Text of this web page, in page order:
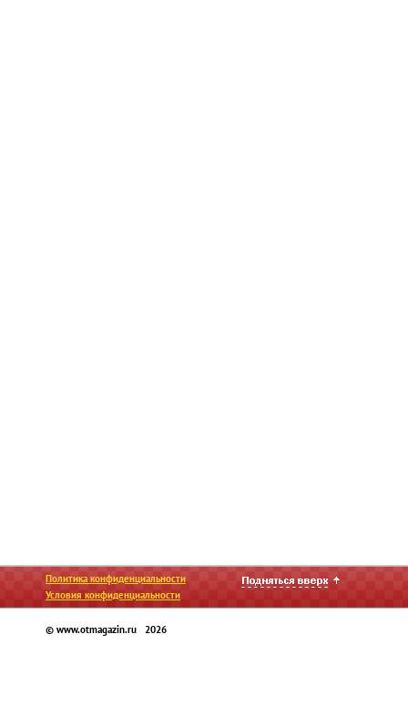
Политика конфиденциальности
Условия конфиденциальности
© www.otmagazin.ru 2026